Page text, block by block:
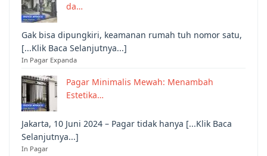
da…
Gak bisa dipungkiri, keamanan rumah tuh nomor satu,
[...Klik Baca Selanjutnya...]
In Pagar Expanda
Pagar Minimalis Mewah: Menambah
Estetika…
Jakarta, 10 Juni 2024 – Pagar tidak hanya [...Klik Baca
Selanjutnya...]
In Pagar